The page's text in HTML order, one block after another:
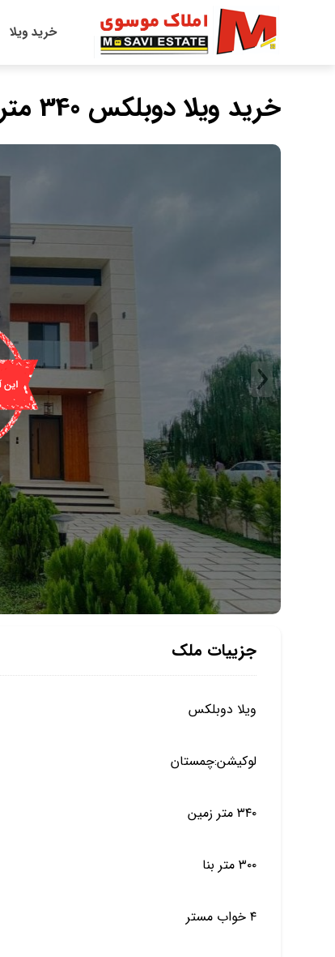
خرید ویلا
خرید ویلا دوبلکس 340 متری استخر دار در شمال
جزییات ملک
ویلا دوبلکس
لوکیشن:چمستان
۳۴۰ متر زمین
۳۰۰ متر بنا
۴ خواب مستر